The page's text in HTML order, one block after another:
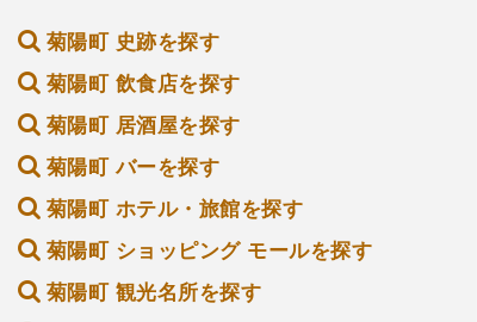
菊陽町 史跡を探す
菊陽町 飲食店を探す
菊陽町 居酒屋を探す
菊陽町 バーを探す
菊陽町 ホテル・旅館を探す
菊陽町 ショッピング モールを探す
菊陽町 観光名所を探す